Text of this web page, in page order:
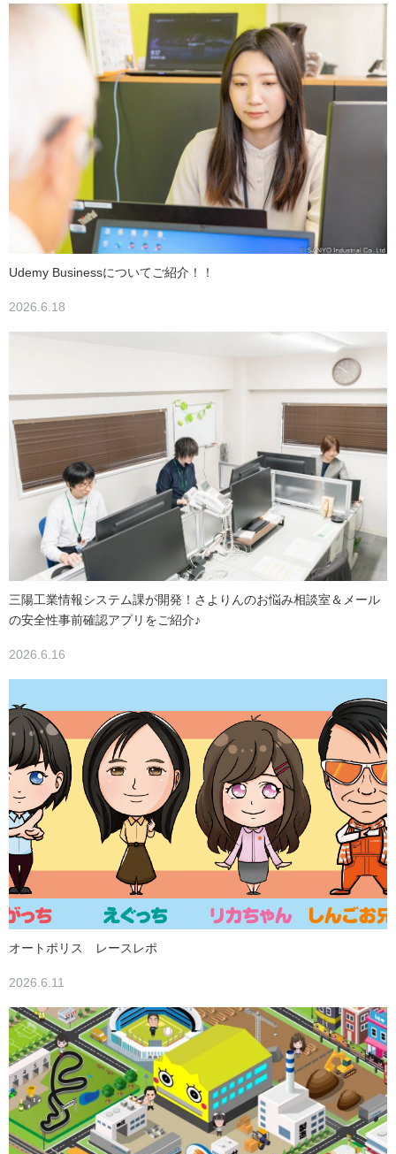
Udemy Businessについてご紹介！！
2026.6.18
三陽工業情報システム課が開発！さよりんのお悩み相談室＆メール
の安全性事前確認アプリをご紹介♪
2026.6.16
オートポリス レースレポ
2026.6.11